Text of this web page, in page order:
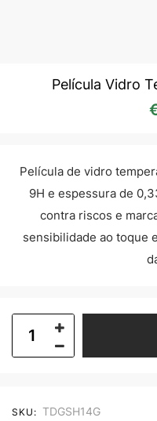
Película Vidro
Película de vidro
9H e espessura de
contra riscos e
sensibilidade ao toque
SKU: TDGSH14G